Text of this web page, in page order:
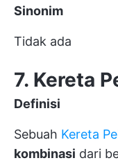
Sinonim
Tidak ada
7. Kereta
Definisi
Sebuah Kereta
kombinasi dari